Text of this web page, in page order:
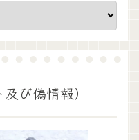
び偽情報）